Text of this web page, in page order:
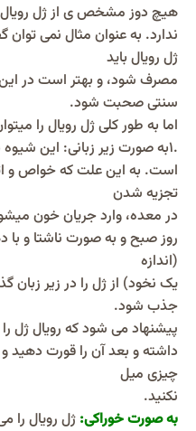
هیچ دوز مشخص ی از ژل
ندارد. به عنوان مثال نمی توان
ژل رویال باید
مصرف شود، و بهتر است در
سنتی صحبت شود.
اما به طور کلی ژل رویال را
.۱به صورت زیر زبانی: این
است. به این علت که خواص و
تجزیه شدن
در معده، وارد جریان خون
(اندازه
یک نخود) از ژل را در زیر زبان
جذب شود.
داشته و بعد آن را قورت
چیزی میل
نکنید.
به صورت خوراکی: ژل رویال را